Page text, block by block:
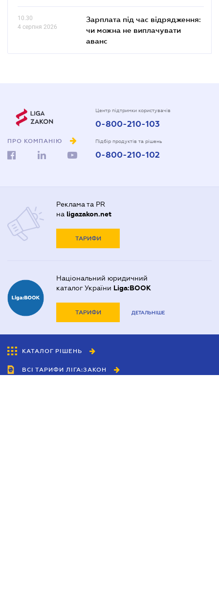
10.30
4 серпня 2026
Зарплата під час відрядження:
чи можна не виплачувати
аванс
ПРО КОМПАНІЮ
Центр підтримки користувачів
0-800-210-103
Підбір продуктів та рішень
0-800-210-102
Реклама та PR
на ligazakon.net
ТАРИФИ
Національний юридичний
каталог України Liga:BOOK
ТАРИФИ ДЕТАЛЬНІШЕ
КАТАЛОГ РІШЕНЬ
ВСІ ТАРИФИ ЛІГА:ЗАКОН